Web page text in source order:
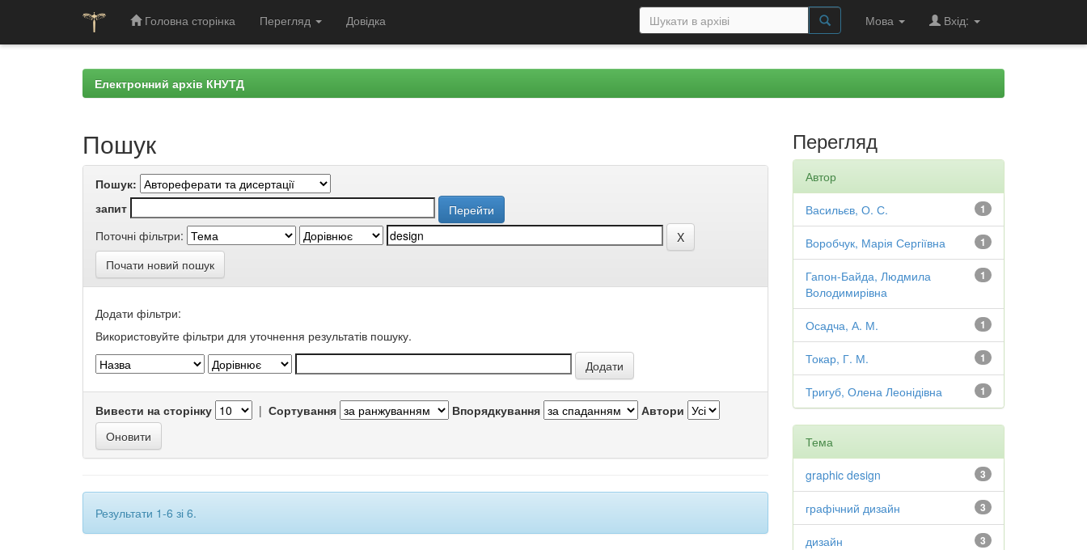
Головна сторінка Перегляд Довідка Мова Вхід:
Електронний архів КНУТД
Пошук
Пошук:
запит
Поточні фільтри:
Почати новий пошук
Додати фільтри:
Використовуйте фільтри для уточнення результатів пошуку.
Вивести на сторінку | Сортування Впорядкування Автори
Результати 1-6 зі 6.
Перегляд
Автор
1
Васильєв, О. С.
1
Воробчук, Марія Сергіївна
1
Гапон-Байда, Людмила
Володимирівна
1
Осадча, А. М.
1
Токар, Г. М.
1
Тригуб, Олена Леонідівна
Тема
3
graphic design
3
графічний дизайн
3
дизайн